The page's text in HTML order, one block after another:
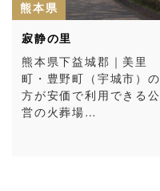
熊本県
寂静の里
熊本県下益城郡｜美里
町・豊野町（宇城市）の
方が安価で利用できる公
営の火葬場…